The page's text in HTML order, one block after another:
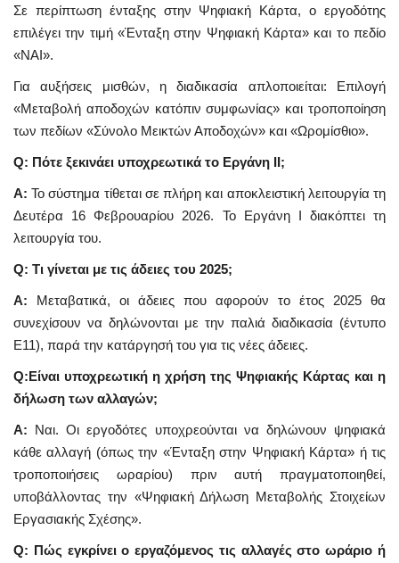
Σε περίπτωση ένταξης στην Ψηφιακή Κάρτα, ο εργοδότης
επιλέγει την τιμή «Ένταξη στην Ψηφιακή Κάρτα» και το πεδίο
«ΝΑΙ».
Για αυξήσεις μισθών, η διαδικασία απλοποιείται: Επιλογή
«Μεταβολή αποδοχών κατόπιν συμφωνίας» και τροποποίηση
των πεδίων «Σύνολο Μεικτών Αποδοχών» και «Ωρομίσθιο».
Q: Πότε ξεκινάει υποχρεωτικά το Εργάνη ΙΙ;
A:Το σύστημα τίθεται σε πλήρη και αποκλειστική λειτουργία τη
Δευτέρα 16 Φεβρουαρίου 2026. Το Εργάνη Ι διακόπτει τη
λειτουργία του.
Q: Τι γίνεται με τις άδειες του 2025;
A: Μεταβατικά, οι άδειες που αφορούν το έτος 2025 θα
συνεχίσουν να δηλώνονται με την παλιά διαδικασία (έντυπο
Ε11), παρά την κατάργησή του για τις νέες άδειες.
Q:Είναι υποχρεωτική η χρήση της Ψηφιακής Κάρτας και η
δήλωση των αλλαγών;
Α: Ναι. Οι εργοδότες υποχρεούνται να δηλώνουν ψηφιακά
κάθε αλλαγή (όπως την «Ένταξη στην Ψηφιακή Κάρτα» ή τις
τροποποιήσεις ωραρίου) πριν αυτή πραγματοποιηθεί,
υποβάλλοντας την «Ψηφιακή Δήλωση Μεταβολής Στοιχείων
Εργασιακής Σχέσης».
Q: Πώς εγκρίνει ο εργαζόμενος τις αλλαγές στο ωράριο ή